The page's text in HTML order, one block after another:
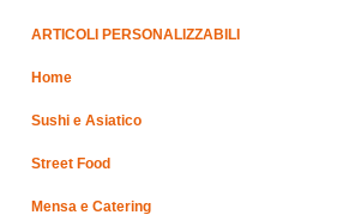
ARTICOLI PERSONALIZZABILI
Home
Sushi e Asiatico
Street Food
Mensa e Catering